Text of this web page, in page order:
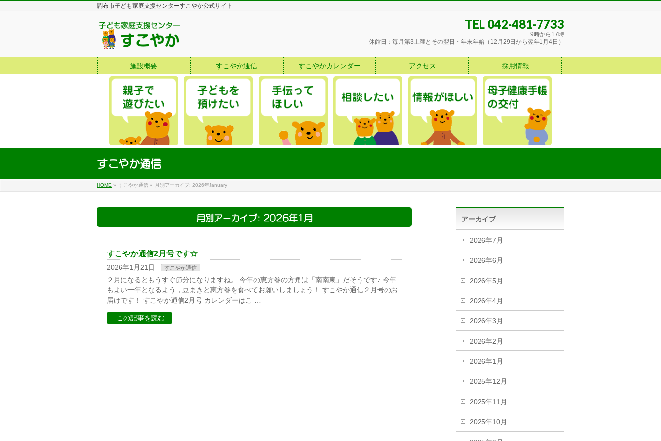
調布市子ども家庭支援センターすこやか公式サイト
TEL 042-481-7733
9時から17時
休館日：毎月第3土曜とその翌日・年末年始（12月29日から翌年1月4日）
施設概要 すこやか通信 すこやかカレンダー アクセス 採用情報
すこやか通信
HOME » すこやか通信 » 月別アーカイブ: 2026年January
月別アーカイブ: 2026年1月
すこやか通信2月号です☆
2026年1月21日 すこやか通信
２月になるともうすぐ節分になりますね。 今年の恵方巻の方角は「南南東」だそうです♪ 今年
もよい一年となるよう，豆まきと恵方巻を食べてお願いしましょう！ すこやか通信２月号のお
届けです！ すこやか通信2月号 カレンダーはこ …
この記事を読む
アーカイブ
2026年7月
2026年6月
2026年5月
2026年4月
2026年3月
2026年2月
2026年1月
2025年12月
2025年11月
2025年10月